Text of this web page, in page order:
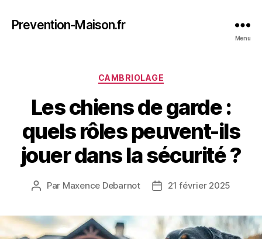
Prevention-Maison.fr
Menu
Catégories
CAMBRIOLAGE
Les chiens de garde :
quels rôles peuvent-ils
jouer dans la sécurité ?
Auteur
Par Maxence Debarnot
Date21 février 2025